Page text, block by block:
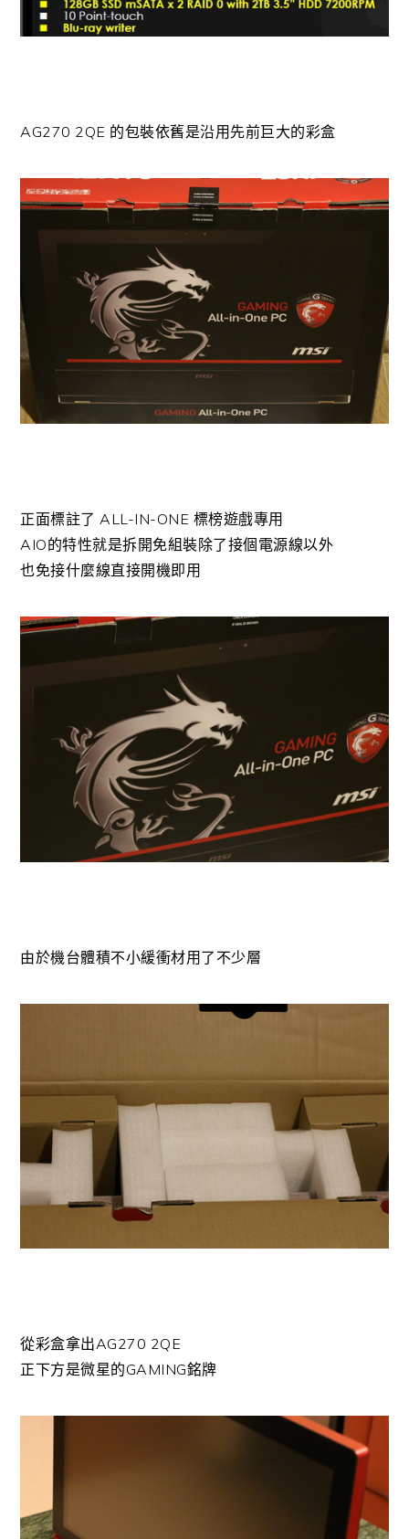
AG270 2QE 的包裝依舊是沿用先前巨大的彩盒
正面標註了 ALL-IN-ONE 標榜遊戲專用
AIO的特性就是拆開免組裝除了接個電源線以外
也免接什麼線直接開機即用
由於機台體積不小緩衝材用了不少層
從彩盒拿出AG270 2QE
正下方是微星的GAMING銘牌